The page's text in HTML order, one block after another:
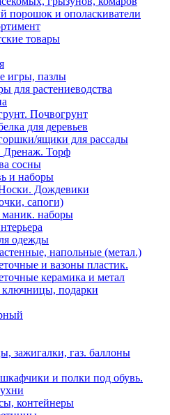
порошок и ополаскиватели
товары
игры, пазлы
для растениеводства
Почвогрунт
для деревьев
ящики для рассады
Дренаж. Торф
сосны
и наборы
Дождевики
сапоги)
маник. наборы
одежды
напольные (метал.)
и вазоны пластик.
керамика и метал
подарки
зажигалки, газ. баллоны
и полки под обувь.
контейнеры